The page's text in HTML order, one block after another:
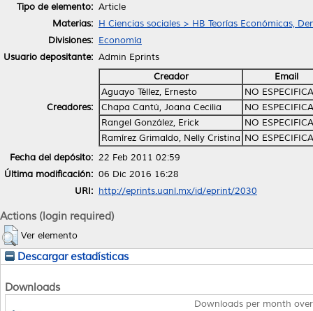
Tipo de elemento: Article
Materias: H Ciencias sociales > HB Teorías Económicas,
Divisiones: Economía
Usuario depositante: Admin Eprints
Creadores:
Creador
Email
Aguayo Téllez, Ernesto
NO
Chapa Cantú, Joana Cecilia
NO
Rangel González, Erick
NO
Ramírez Grimaldo, Nelly Cristina NO
Fecha del depósito: 22 Feb 2011 02:59
Última modificación: 06 Dic 2016 16:28
URI: http://eprints.uanl.mx/id/eprint/2030
Actions (login required)
Ver elemento
Descargar estadísticas
Downloads
Downloads per month